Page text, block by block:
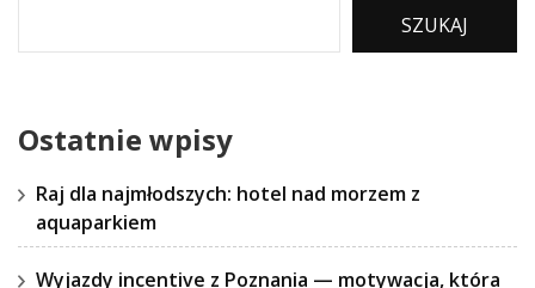
SZUKAJ
Ostatnie wpisy
Raj dla najmłodszych: hotel nad morzem z
aquaparkiem
Wyjazdy incentive z Poznania — motywacja, która